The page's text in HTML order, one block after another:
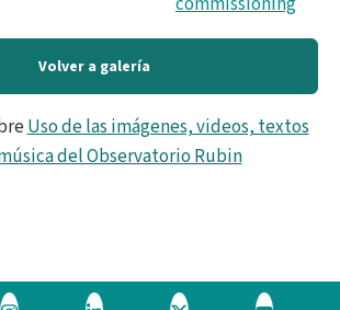
Volver a galería
Uso de las imágenes, videos, textos
del Observatorio Rubin